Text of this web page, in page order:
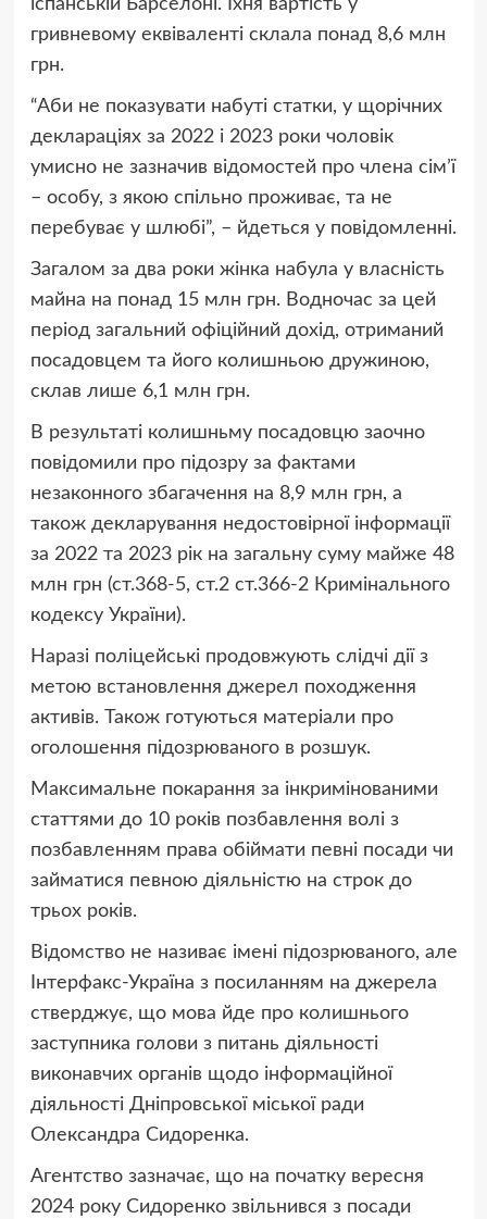
іспанській Барселоні. Їхня вартість у
гривневому еквіваленті склала понад 8,6 млн
грн.
“Аби не показувати набуті статки, у щорічних
деклараціях за 2022 і 2023 роки чоловік
умисно не зазначив відомостей про члена сімʼї
– особу, з якою спільно проживає, та не
перебуває у шлюбі”, – йдеться у повідомленні.
Загалом за два роки жінка набула у власність
майна на понад 15 млн грн. Водночас за цей
період загальний офіційний дохід, отриманий
посадовцем та його колишньою дружиною,
склав лише 6,1 млн грн.
В результаті колишньму посадовцю заочно
повідомили про підозру за фактами
незаконного збагачення на 8,9 млн грн, а
також декларування недостовірної інформації
за 2022 та 2023 рік на загальну суму майже 48
млн грн (ст.368-5, ст.2 ст.366-2 Кримінального
кодексу України).
Наразі поліцейські продовжують слідчі дії з
метою встановлення джерел походження
активів. Також готуються матеріали про
оголошення підозрюваного в розшук.
Максимальне покарання за інкримінованими
статтями до 10 років позбавлення волі з
позбавленням права обіймати певні посади чи
займатися певною діяльністю на строк до
трьох років.
Відомство не називає імені підозрюваного, але
Інтерфакс-Україна з посиланням на джерела
стверджує, що мова йде про колишнього
заступника голови з питань діяльності
виконавчих органів щодо інформаційної
діяльності Дніпровської міської ради
Олександра Сидоренка.
Агентство зазначає, що на початку вересня
2024 року Сидоренко звільнився з посади